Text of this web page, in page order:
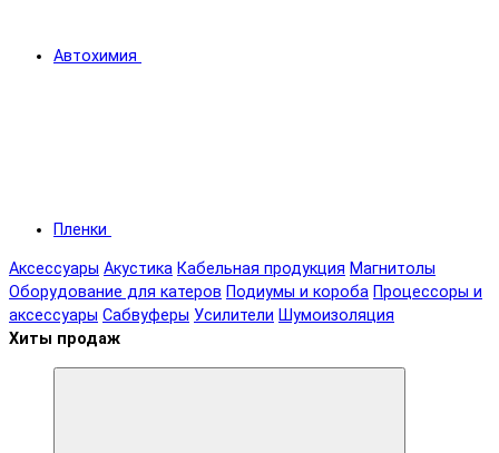
Автохимия
Пленки
Аксессуары Акустика Кабельная продукция Магнитолы
Оборудование для катеров Подиумы и короба Процессоры и
аксессуары Сабвуферы Усилители Шумоизоляция
Хиты продаж